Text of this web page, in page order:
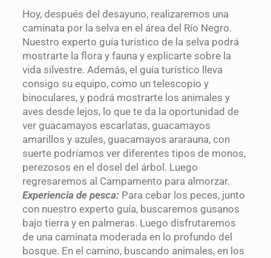
Hoy, después del desayuno, realizaremos una
caminata por la selva en el área del Río Negro.
Nuestro experto guía turístico de la selva podrá
mostrarte la flora y fauna y explicarte sobre la
vida silvestre. Además, el guía turístico lleva
consigo su equipo, como un telescopio y
binoculares, y podrá mostrarte los animales y
aves desde lejos, lo que te da la oportunidad de
ver guacamayos escarlatas, guacamayos
amarillos y azules, guacamayos ararauna, con
suerte podríamos ver diferentes tipos de monos,
perezosos en el dosel del árbol. Luego
regresaremos al Campamento para almorzar.
Experiencia de pesca: Para cebar los peces, junto
con nuestro experto guía, buscaremos gusanos
bajo tierra y en palmeras. Luego disfrutaremos
de una caminata moderada en lo profundo del
bosque. En el camino, buscando animales, en los